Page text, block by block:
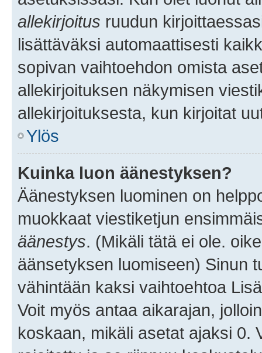
allekirjoitus ruudun
lisättäväksi automaattisesti
sopivan vaihtoehdon omista
allekirjoituksen näkymisen
allekirjoituksesta, kun kirjoitat
Ylös
Kuinka luon äänestyksen?
Äänestyksen luominen on
muokkaat viestiketjun
äänestys. (Mikäli tätä ei ole.
äänsetyksen luomiseen) Sinun
vähintään kaksi vaihtoehtoa
Voit myös antaa aikarajan,
koskaan, mikäli asetat ajaksi 0.